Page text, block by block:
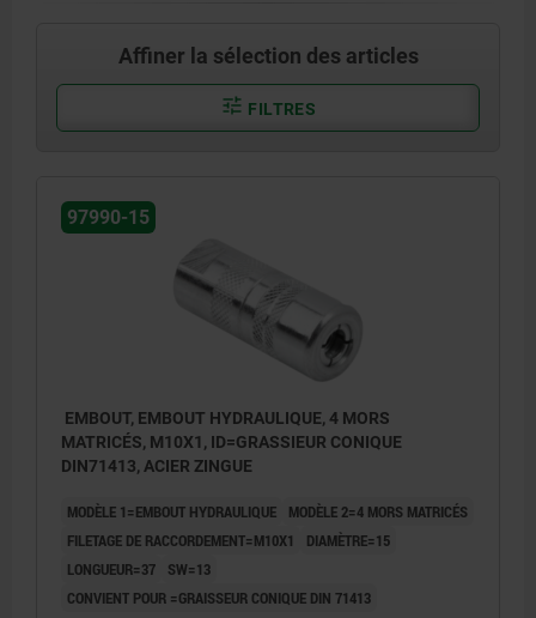
Affiner la sélection des articles
FILTRES
97990-15
EMBOUT, EMBOUT HYDRAULIQUE, 4 MORS
MATRICÉS, M10X1, ID=GRASSIEUR CONIQUE
DIN71413, ACIER ZINGUE
MODÈLE 1=EMBOUT HYDRAULIQUE
MODÈLE 2=4 MORS MATRICÉS
FILETAGE DE RACCORDEMENT=M10X1
DIAMÈTRE=15
LONGUEUR=37
SW=13
CONVIENT POUR =GRAISSEUR CONIQUE DIN 71413